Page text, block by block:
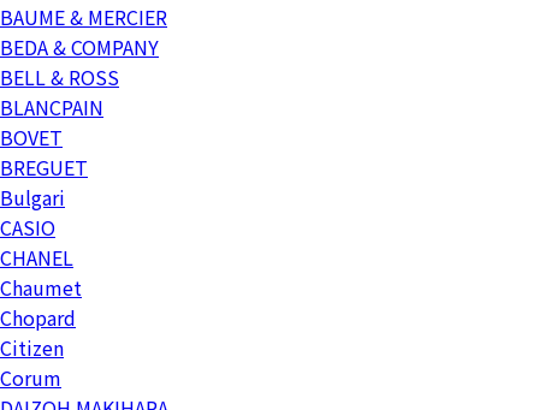
BAUME & MERCIER
BEDA & COMPANY
BELL & ROSS
BLANCPAIN
BOVET
BREGUET
Bulgari
CASIO
CHANEL
Chaumet
Chopard
Citizen
Corum